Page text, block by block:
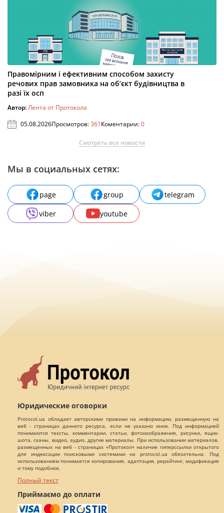
Правомірним і ефективним способом захисту
речових прав замовника на об’єкт будівництва в
разі їх осп
Автор:Лента от Протокола
05.08.2026Просмотров:361Коментарии:0
Смотреть все новости
Мы в социальных сетях:
page group
telegram
viber
youtube
Юридические оговорки
Protocol.ua обладает авторскими правами на информацию, размещенную на
веб - страницах данного ресурса, если не указано иное. Под информацией
понимаются тексты, комментарии, статьи, фотоизображения, рисунки, ящик-
шота, сканы, видео, аудио, другие материалы. При использовании материалов,
размещенных на веб - страницах «Протокол» наличие гиперссылки открытого
для индексации поисковыми системами на protocol.ua обязательна. Под
использованием понимается копирования, адаптация, рерайтинг, модификация
и тому подобное.
Полный текст
Приймаємо до оплати